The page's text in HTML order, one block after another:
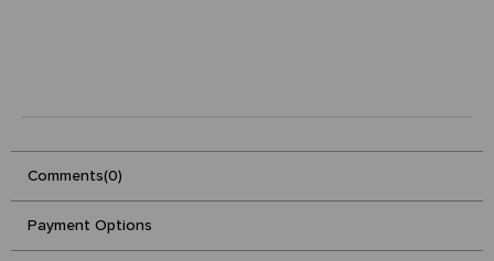
Comments(0)
Payment Options